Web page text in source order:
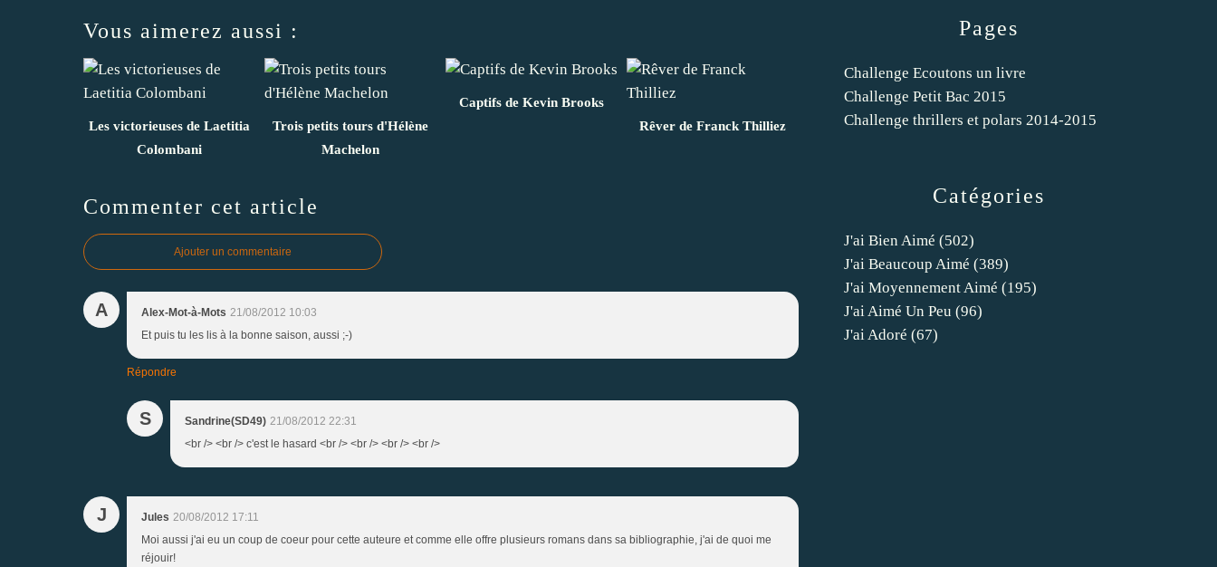
Vous aimerez aussi :
Les victorieuses de Laetitia
Colombani
Trois petits tours d'Hélène
Machelon
Captifs de Kevin Brooks
Rêver de Franck Thilliez
Commenter cet article
Ajouter un commentaire
A Alex-Mot-à-Mots 21/08/2012 10:03
Et puis tu les lis à la bonne saison, aussi ;-)
Répondre
S Sandrine(SD49) 21/08/2012 22:31
<br /> <br /> c'est le hasard <br /> <br /> <br /> <br />
J Jules 20/08/2012 17:11
Moi aussi j'ai eu un coup de coeur pour cette auteure et comme elle offre plusieurs romans dans sa bibliographie, j'ai de quoi me
réjouir!
Catégories
J'ai Bien Aimé (502)
J'ai Beaucoup Aimé (389)
J'ai Moyennement Aimé (195)
J'ai Aimé Un Peu (96)
J'ai Adoré (67)
Pages
Challenge Ecoutons un livre
Challenge Petit Bac 2015
Challenge thrillers et polars 2014-2015